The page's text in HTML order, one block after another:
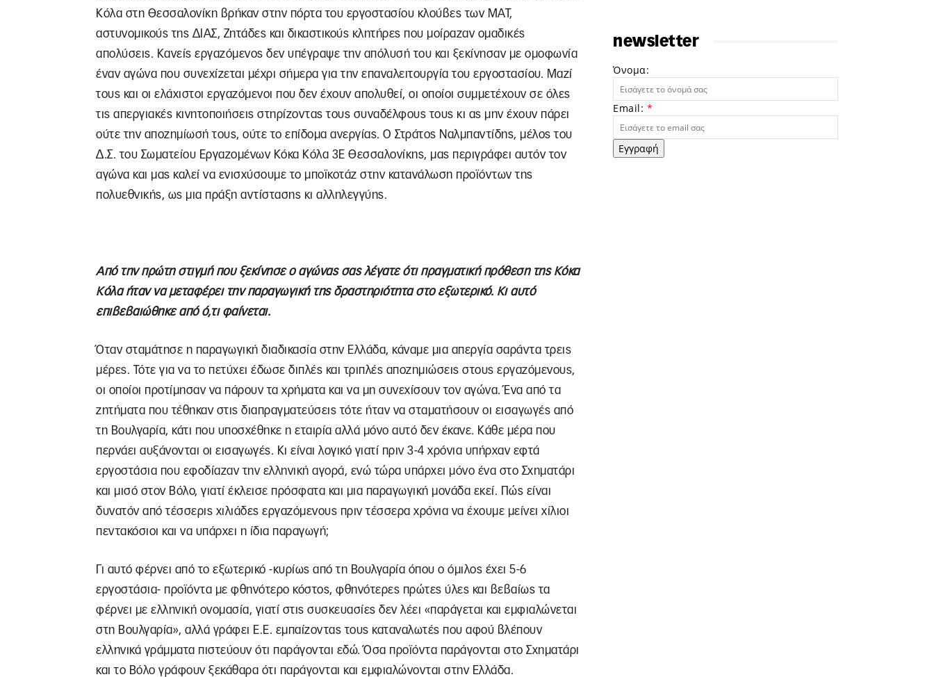
Κόλα στη Θεσσαλονίκη βρήκαν στην πόρτα του εργοστασίου κλούβες των ΜΑΤ,
αστυνομικούς της ΔΙΑΣ, Ζητάδες και δικαστικούς κλητήρες που μοίραζαν ομαδικές
απολύσεις. Κανείς εργαζόμενος δεν υπέγραψε την απόλυσή του και ξεκίνησαν με ομοφωνία
έναν αγώνα που συνεχίζεται μέχρι σήμερα για την επαναλειτουργία του εργοστασίου. Μαζί
τους και οι ελάχιστοι εργαζόμενοι που δεν έχουν απολυθεί, οι οποίοι συμμετέχουν σε όλες
τις απεργιακές κινητοποιήσεις στηρίζοντας τους συναδέλφους τους κι ας μην έχουν πάρει
ούτε την αποζημίωσή τους, ούτε το επίδομα ανεργίας. Ο Στράτος Ναλμπαντίδης, μέλος του
Δ.Σ. του Σωματείου Εργαζομένων Κόκα Κόλα 3Ε Θεσσαλονίκης, μας περιγράφει αυτόν τον
αγώνα και μας καλεί να ενισχύσουμε το μποϊκοτάζ στην κατανάλωση προϊόντων της
πολυεθνικής, ως μια πράξη αντίστασης κι αλληλεγγύης.
Από την πρώτη στιγμή που ξεκίνησε ο αγώνας σας λέγατε ότι πραγματική πρόθεση της Κόκα
Κόλα ήταν να μεταφέρει την παραγωγική της δραστηριότητα στο εξωτερικό. Κι αυτό
επιβεβαιώθηκε από ό,τι φαίνεται.
Όταν σταμάτησε η παραγωγική διαδικασία στην Ελλάδα, κάναμε μια απεργία σαράντα τρεις
μέρες. Τότε για να το πετύχει έδωσε διπλές και τριπλές αποζημιώσεις στους εργαζόμενους,
οι οποίοι προτίμησαν να πάρουν τα χρήματα και να μη συνεχίσουν τον αγώνα. Ένα από τα
ζητήματα που τέθηκαν στις διαπραγματεύσεις τότε ήταν να σταματήσουν οι εισαγωγές από
τη Βουλγαρία, κάτι που υποσχέθηκε η εταιρία αλλά μόνο αυτό δεν έκανε. Κάθε μέρα που
περνάει αυξάνονται οι εισαγωγές. Κι είναι λογικό γιατί πριν 3-4 χρόνια υπήρχαν εφτά
εργοστάσια που εφοδίαζαν την ελληνική αγορά, ενώ τώρα υπάρχει μόνο ένα στο Σχηματάρι
και μισό στον Βόλο, γιατί έκλεισε πρόσφατα και μια παραγωγική μονάδα εκεί. Πώς είναι
δυνατόν από τέσσερις χιλιάδες εργαζόμενους πριν τέσσερα χρόνια να έχουμε μείνει χίλιοι
πεντακόσιοι και να υπάρχει η ίδια παραγωγή;
Γι αυτό φέρνει από το εξωτερικό -κυρίως από τη Βουλγαρία όπου ο όμιλος έχει 5-6
εργοστάσια- προϊόντα με φθηνότερο κόστος, φθηνότερες πρώτες ύλες και βεβαίως τα
φέρνει με ελληνική ονομασία, γιατί στις συσκευασίες δεν λέει «παράγεται και εμφιαλώνεται
στη Βουλγαρία», αλλά γράφει Ε.Ε. εμπαίζοντας τους καταναλωτές που αφού βλέπουν
ελληνικά γράμματα πιστεύουν ότι παράγονται εδώ. Όσα προϊόντα παράγονται στο Σχηματάρι
και το Βόλο γράφουν ξεκάθαρα ότι παράγονται και εμφιαλώνονται στην Ελλάδα.
newsletter
Όνομα:
Email: *
Εγγραφή